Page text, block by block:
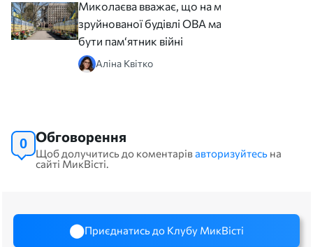
Миколаєва вважає, що на місці
зруйнованої будівлі ОВА має
бути пам‘ятник війні
Аліна Квітко
0 Обговорення
Щоб долучитись до коментарівавторизуйтесь на
сайті МикВісті.
Приєднатись до Клубу МикВісті